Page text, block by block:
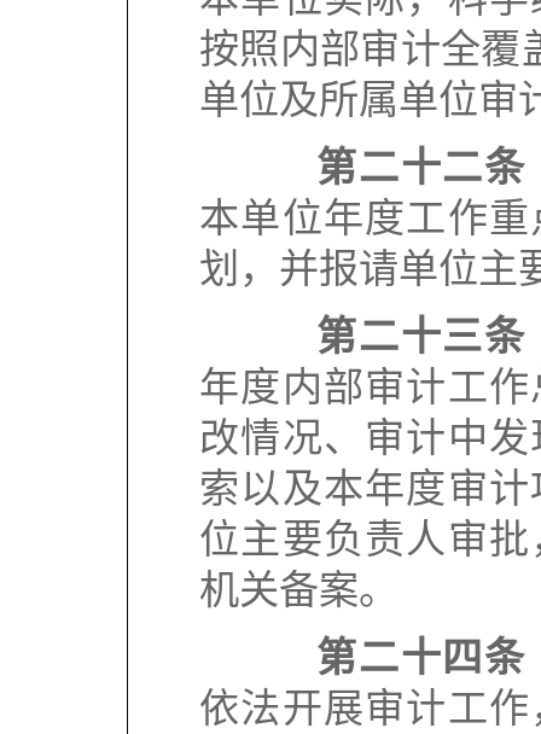
按照内部审计全覆
单位及所属单位审
第二十二条
本单位年度工作
划，并报请单位主
第二十三条
年度内部审计工
改情况、审计中
索以及本年度审
位主要负责人审
机关备案。
第二十四条
依法开展审计工